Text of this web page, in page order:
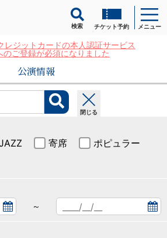
検索 チケット予約 メニュー
レジットカードの本人認証サービス
のご登録が必須になりました
公演情報
閉じる
寄席
ポピュラー
～